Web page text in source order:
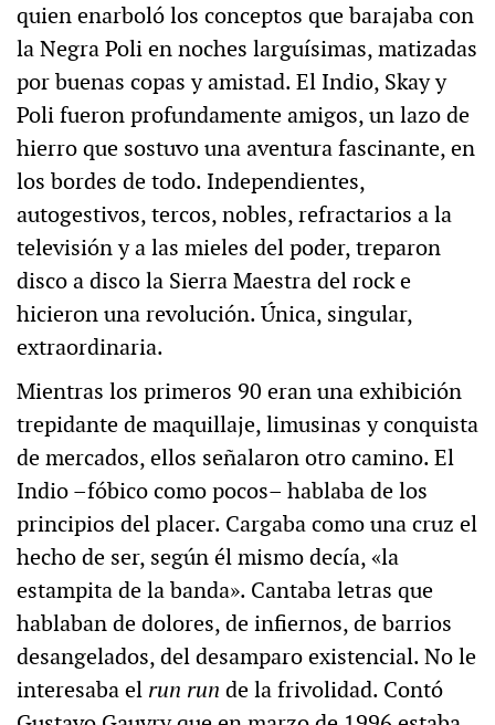
quien enarboló los conceptos que barajaba con
la Negra Poli en noches larguísimas, matizadas
por buenas copas y amistad. El Indio, Skay y
Poli fueron profundamente amigos, un lazo de
hierro que sostuvo una aventura fascinante, en
los bordes de todo. Independientes,
autogestivos, tercos, nobles, refractarios a la
televisión y a las mieles del poder, treparon
disco a disco la Sierra Maestra del rock e
hicieron una revolución. Única, singular,
extraordinaria.
Mientras los primeros 90 eran una exhibición
trepidante de maquillaje, limusinas y conquista
de mercados, ellos señalaron otro camino. El
Indio –fóbico como pocos– hablaba de los
principios del placer. Cargaba como una cruz el
hecho de ser, según él mismo decía, «la
estampita de la banda». Cantaba letras que
hablaban de dolores, de infiernos, de barrios
desangelados, del desamparo existencial. No le
interesaba el run run de la frivolidad. Contó